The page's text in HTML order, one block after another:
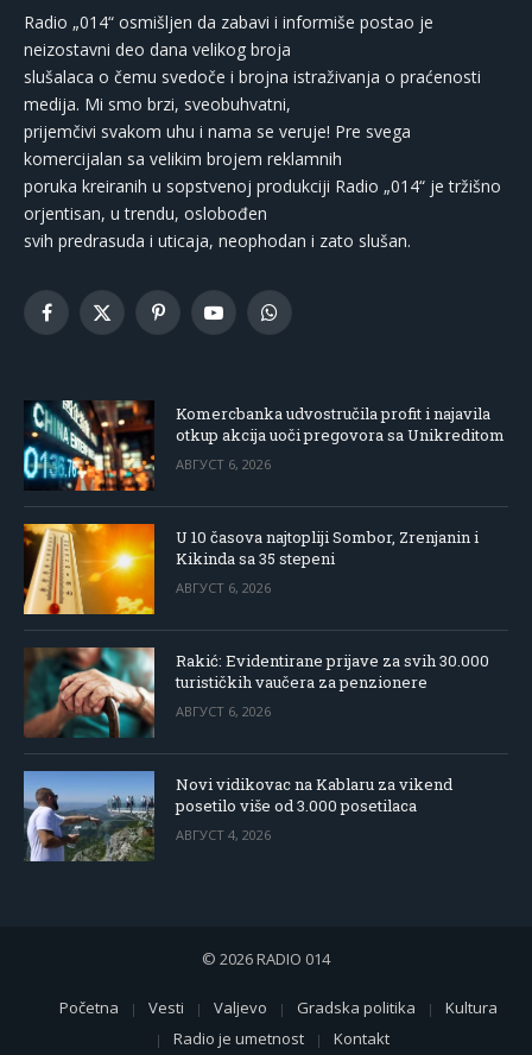
Radio „014“ osmišljen da zabavi i informiše postao je
neizostavni deo dana velikog broja
slušalaca o čemu svedoče i brojna istraživanja o praćenosti
medija. Mi smo brzi, sveobuhvatni,
prijemčivi svakom uhu i nama se veruje! Pre svega
komercijalan sa velikim brojem reklamnih
poruka kreiranih u sopstvenoj produkciji Radio „014“ je tržišno
orjentisan, u trendu, oslobođen
svih predrasuda i uticaja, neophodan i zato slušan.
Facebook
X
PinterestYouTubeWhatsApp
Komercbanka udvostručila profit i najavila
otkup akcija uoči pregovora sa Unikreditom
АВГУСТ 6, 2026
U 10 časova najtopliji Sombor, Zrenjanin i
Kikinda sa 35 stepeni
АВГУСТ 6, 2026
Rakić: Evidentirane prijave za svih 30.000
turističkih vaučera za penzionere
АВГУСТ 6, 2026
Novi vidikovac na Kablaru za vikend
posetilo više od 3.000 posetilaca
АВГУСТ 4, 2026
© 2026 RADIO 014
Početna Vesti Valjevo Gradska politika
Kultura
Radio je umetnost
Kontakt